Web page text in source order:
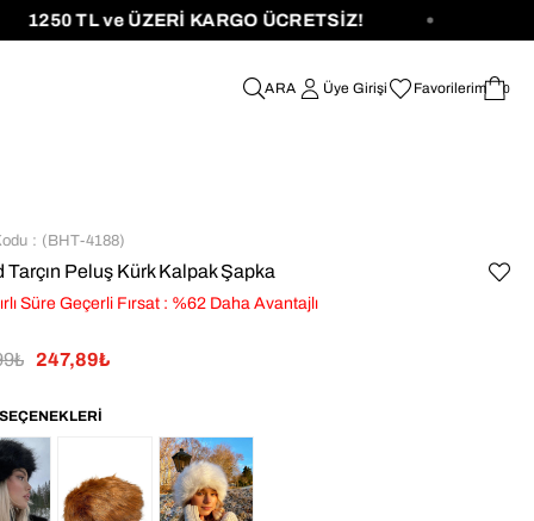
TL ve ÜZERİ KARGO ÜCRETSİZ!
Üye Girişi Favorilerim 0
(BHT-4188)
Tarçın Peluş Kürk Kalpak Şapka
Süre Geçerli Fırsat : %62 Daha Avantajlı
247,89₺